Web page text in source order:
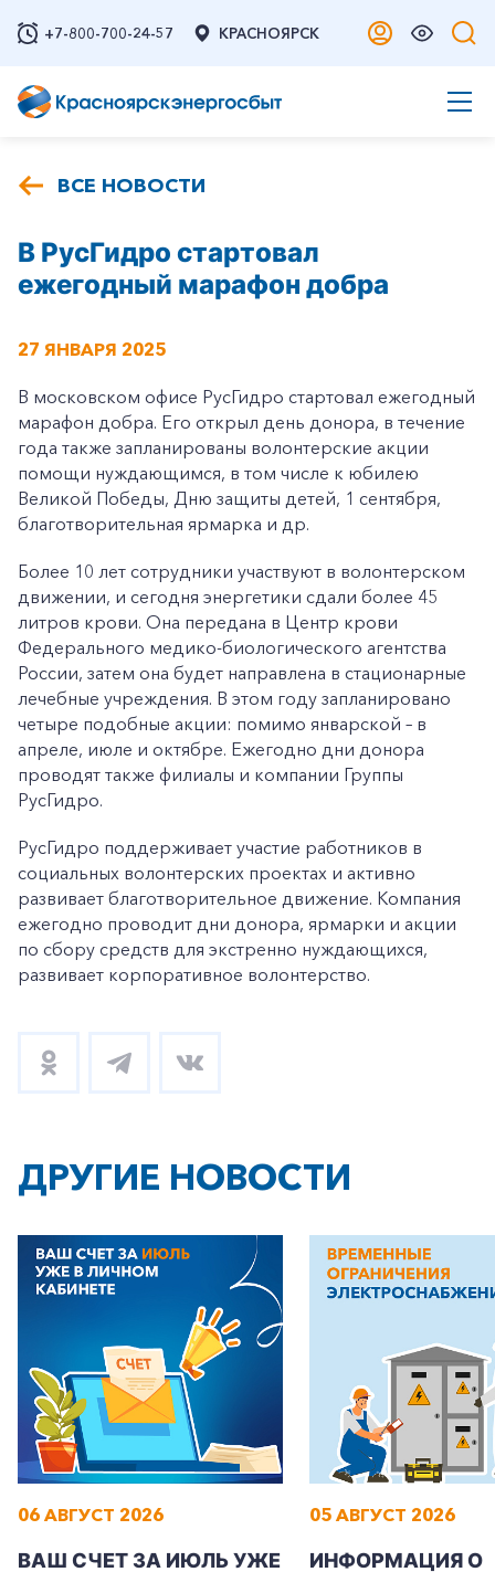
+7-800-700-24-57 КРАСНОЯРСК
ВСЕ НОВОСТИ
В РусГидро стартовал
ежегодный марафон добра
27 ЯНВАРЯ 2025
В московском офисе РусГидро стартовал ежегодный
марафон добра. Его открыл день донора, в течение
года также запланированы волонтерские акции
помощи нуждающимся, в том числе к юбилею
Великой Победы, Дню защиты детей, 1 сентября,
благотворительная ярмарка и др.
Более 10 лет сотрудники участвуют в волонтерском
движении, и сегодня энергетики сдали более 45
литров крови. Она передана в Центр крови
Федерального медико-биологического агентства
России, затем она будет направлена в стационарные
лечебные учреждения. В этом году запланировано
четыре подобные акции: помимо январской – в
апреле, июле и октябре. Ежегодно дни донора
проводят также филиалы и компании Группы
РусГидро.
РусГидро поддерживает участие работников в
социальных волонтерских проектах и активно
развивает благотворительное движение. Компания
ежегодно проводит дни донора, ярмарки и акции
по сбору средств для экстренно нуждающихся,
развивает корпоративное волонтерство.
ДРУГИЕ НОВОСТИ
06 АВГУСТ 2026
ВАШ СЧЕТ ЗА ИЮЛЬ УЖЕ
05 АВГУСТ 2026
ИНФОРМАЦИЯ О